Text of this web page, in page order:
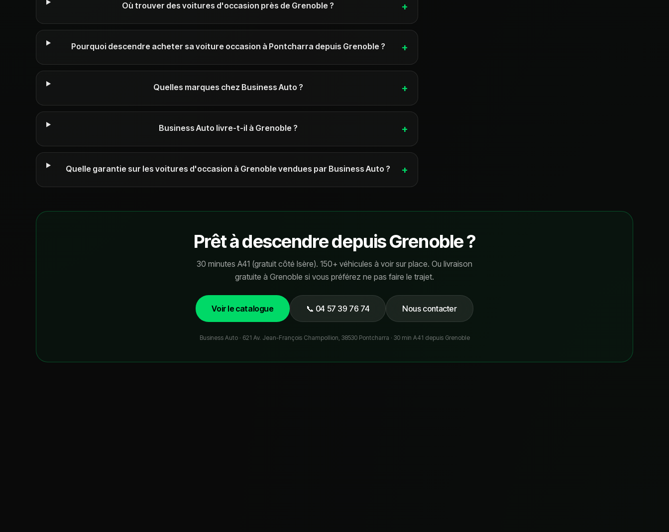
Où trouver des voitures d'occasion près de Grenoble ? +
Pourquoi descendre acheter sa voiture occasion à Pontcharra depuis Grenoble ? +
Quelles marques chez Business Auto ? +
Business Auto livre-t-il à Grenoble ? +
Quelle garantie sur les voitures d'occasion à Grenoble vendues par Business Auto ? +
Prêt à descendre depuis Grenoble ?
30 minutes A41 (gratuit côté Isère). 150+ véhicules à voir sur place. Ou livraison
gratuite à Grenoble si vous préférez ne pas faire le trajet.
Voir le catalogue 📞 04 57 39 76 74 Nous contacter
Business Auto · 621 Av. Jean-François Champollion, 38530 Pontcharra · 30 min A41 depuis Grenoble